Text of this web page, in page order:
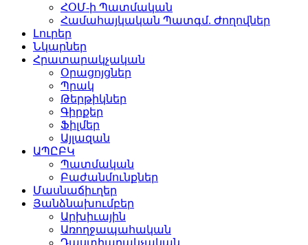
ՀՕՄ-ի Պատմական
Համահայկական Պատգմ. Ժողովներ
Լուրեր
Նկարներ
Հրատարակչական
Օրացոյցներ
Պրակ
Թերթիկներ
Գիրքեր
Ֆիլմեր
Այլազան
ԱՊԸԲԿ
Պատմական
Բաժանմունքներ
Մասնաճիւղեր
Յանձնախումբեր
Արխիւային
Առողջապահական
Դաստիարակչական